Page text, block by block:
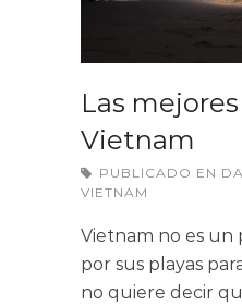
Las
Vietnam
PUBLICADO EN
VIETNAM
Vietnam no es un
por sus playas
no quiere decir